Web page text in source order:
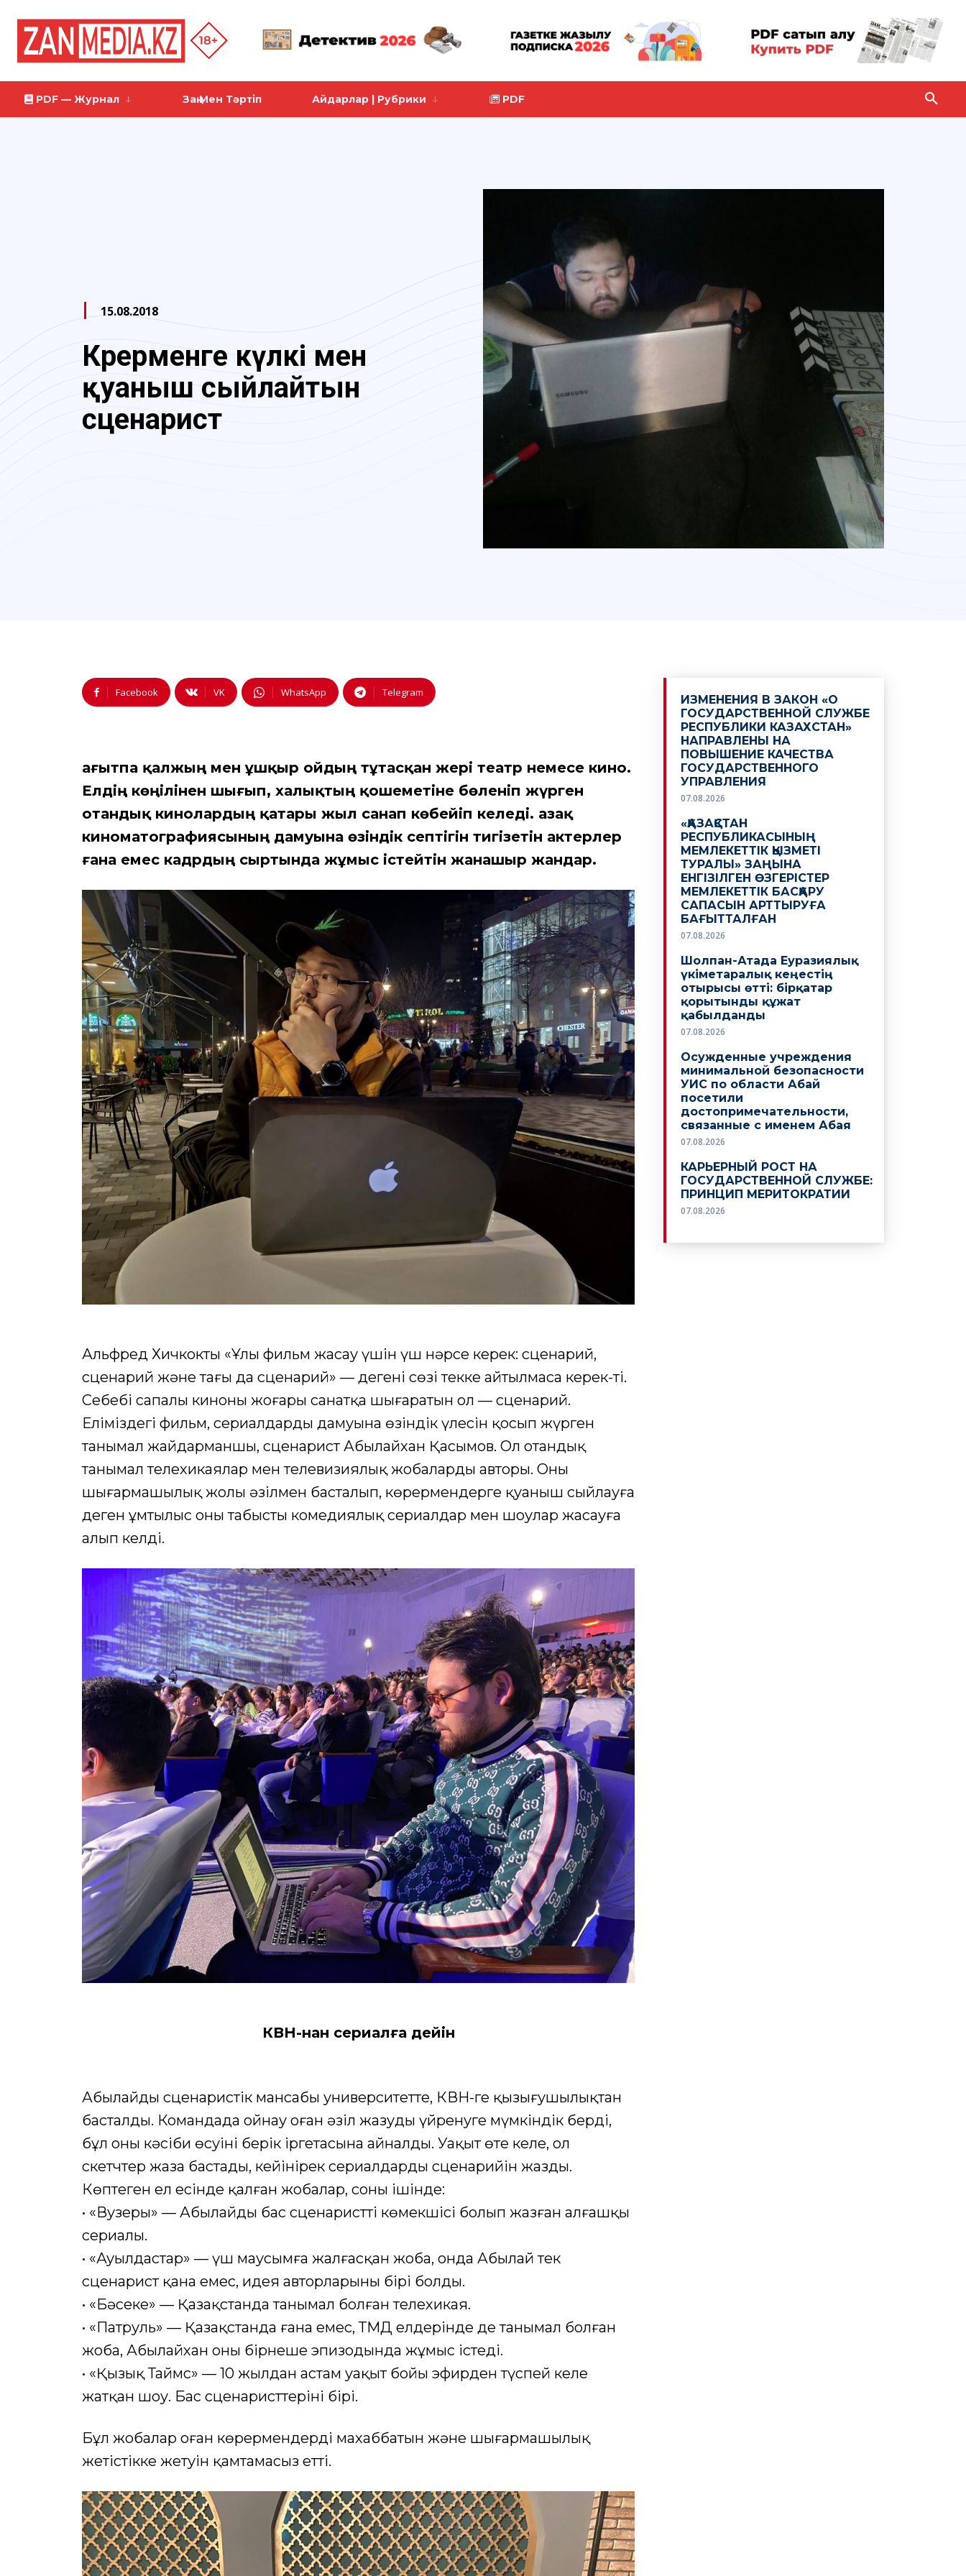
PDF — Журнал Заң Мен Тәртіп Айдарлар | Рубрики PDF
15.08.2018
Көрерменге күлкі мен
қуаныш сыйлайтын
сценарист
Facebook VK WhatsApp Telegram
Қағытпа қалжың мен ұшқыр ойдың тұтасқан жері театр немесе кино.
Елдің көңілінен шығып, халықтың қошеметіне бөленіп жүрген
отандық кинолардың қатары жыл санап көбейіп келеді. Қазақ
киноматографиясының дамуына өзіндік септігін тигізетін актерлер
ғана емес кадрдың сыртында жұмыс істейтін жанашыр жандар.
Альфред Хичкоктың «Ұлы фильм жасау үшін үш нәрсе керек: сценарий,
сценарий және тағы да сценарий» — дегені сөзі текке айтылмаса керек-ті.
Себебі сапалы киноны жоғары санатқа шығаратын ол — сценарий.
Еліміздегі фильм, сериалдардың дамуына өзіндік үлесін қосып жүрген
танымал жайдарманшы, сценарист Абылайхан Қасымов. Ол отандық
танымал телехикаялар мен телевизиялық жобалардың авторы. Оның
шығармашылық жолы әзілмен басталып, көрермендерге қуаныш сыйлауға
деген ұмтылыс оны табысты комедиялық сериалдар мен шоулар жасауға
алып келді.
КВН-нан сериалға дейін
Абылайдың сценаристік мансабы университетте, КВН-ге қызығушылықтан
басталды. Командада ойнау оған әзіл жазуды үйренуге мүмкіндік берді,
бұл оның кәсіби өсуінің берік іргетасына айналды. Уақыт өте келе, ол
скетчтер жаза бастады, кейінірек сериалдардың сценарийін жазды.
Көптеген ел есінде қалған жобалар, соның ішінде:
• «Вузеры» — Абылайдың бас сценаристтің көмекшісі болып жазған алғашқы
сериалы.
• «Ауылдастар» — үш маусымға жалғасқан жоба, онда Абылай тек
сценарист қана емес, идея авторларының бірі болды.
• «Бәсеке» — Қазақстанда танымал болған телехикая.
• «Патруль» — Қазақстанда ғана емес, ТМД елдерінде де танымал болған
жоба, Абылайхан оның бірнеше эпизодында жұмыс істеді.
• «Қызық Таймс» — 10 жылдан астам уақыт бойы эфирден түспей келе
жатқан шоу. Бас сценаристтерінің бірі.
Бұл жобалар оған көрермендердің махаббатын және шығармашылық
жетістікке жетуін қамтамасыз етті.
ИЗМЕНЕНИЯ В ЗАКОН «О
ГОСУДАРСТВЕННОЙ СЛУЖБЕ
РЕСПУБЛИКИ КАЗАХСТАН»
НАПРАВЛЕНЫ НА
ПОВЫШЕНИЕ КАЧЕСТВА
ГОСУДАРСТВЕННОГО
УПРАВЛЕНИЯ
07.08.2026
«ҚАЗАҚСТАН
РЕСПУБЛИКАСЫНЫҢ
МЕМЛЕКЕТТІК ҚЫЗМЕТІ
ТУРАЛЫ» ЗАҢЫНА
ЕНГІЗІЛГЕН ӨЗГЕРІСТЕР
МЕМЛЕКЕТТІК БАСҚАРУ
САПАСЫН АРТТЫРУҒА
БАҒЫТТАЛҒАН
07.08.2026
Шолпан-Атада Еуразиялық
үкіметаралық кеңестің
отырысы өтті: бірқатар
қорытынды құжат
қабылданды
07.08.2026
Осужденные учреждения
минимальной безопасности
УИС по области Абай
посетили
достопримечательности,
связанные с именем Абая
07.08.2026
КАРЬЕРНЫЙ РОСТ НА
ГОСУДАРСТВЕННОЙ СЛУЖБЕ:
ПРИНЦИП МЕРИТОКРАТИИ
07.08.2026